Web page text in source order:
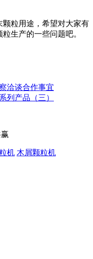
粒用途，希望对大家有
生产的一些问题吧。
洽谈合作事宜
产品（三）
机 木屑颗粒机